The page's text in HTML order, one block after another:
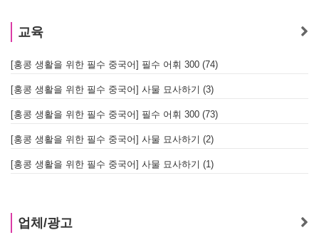
교육
[홍콩 생활을 위한 필수 중국어] 필수 어휘 300 (74)
[홍콩 생활을 위한 필수 중국어] 사물 묘사하기 (3)
[홍콩 생활을 위한 필수 중국어] 필수 어휘 300 (73)
[홍콩 생활을 위한 필수 중국어] 사물 묘사하기 (2)
[홍콩 생활을 위한 필수 중국어] 사물 묘사하기 (1)
업체/광고